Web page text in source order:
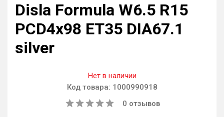
Disla Formula W6.5 R15
PCD4x98 ET35 DIA67.1
silver
Нет в наличии
Код товара: 1000990918
0 отзывов